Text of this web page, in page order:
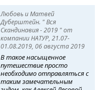
Любовь и Матвей
Дуберштейн. " Вся
Скандинавия - 2019 " от
компании НАТУР, 21.07-
01.08.2019, 06 августа 2019
В такое насыщенное
путешествие просто
необходимо отправляться с
таким замечательным